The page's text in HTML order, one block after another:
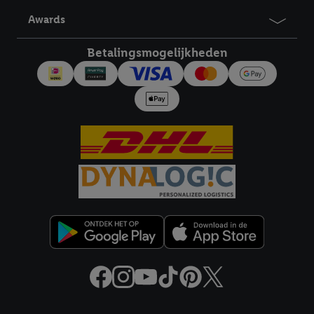
Awards
Betalingsmogelijkheden
tonen. Voor dit doel kan jouw gehashte e-mailadres ook worden
samengevoegd met andere identifiers of met identifiers die
door Criteo S.A. aan jou zijn toegewezen.
Als je hiervoor toestemming geeft, dan kunnen retargeting
advertenties worden weergegeven voor producten waarin je
eerder interesse hebt getoond (bijvoorbeeld door het product
in een winkelmandje van een online winkel te plaatsen maar het
niet te kopen). De retargeting advertenties kunnen op
verschillende eindapparaten en binnen verschillende Lidl-
diensten worden weergegeven, als verschillende eindapparaten
en Lidl-diensten, met behulp van jouw gehashte e-mailadres en
Criteo S.A. beschikt, aan jou kunnen worden toegewezen.
Onder "Aanpassen" kun je aangeven met welke cookies en
je instemt. Verder kan je er meer informatie vinden over de